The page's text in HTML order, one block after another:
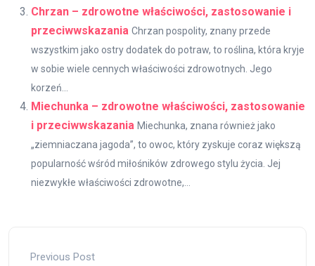
Chrzan – zdrowotne właściwości, zastosowanie i
przeciwwskazania Chrzan pospolity, znany przede
wszystkim jako ostry dodatek do potraw, to roślina, która kryje
w sobie wiele cennych właściwości zdrowotnych. Jego
korzeń...
Miechunka – zdrowotne właściwości, zastosowanie
i przeciwwskazania Miechunka, znana również jako
„ziemniaczana jagoda”, to owoc, który zyskuje coraz większą
popularność wśród miłośników zdrowego stylu życia. Jej
niezwykłe właściwości zdrowotne,...
Previous Post